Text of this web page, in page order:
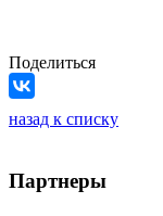
Поделиться
назад к списку
Партнеры